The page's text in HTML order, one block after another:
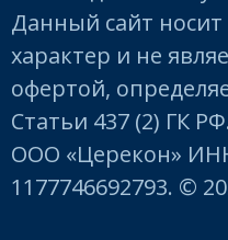
Данный сайт
характер и не
офертой,
Статьи 437 (2) ГК
ООО «Церекон»
1177746692793. ©